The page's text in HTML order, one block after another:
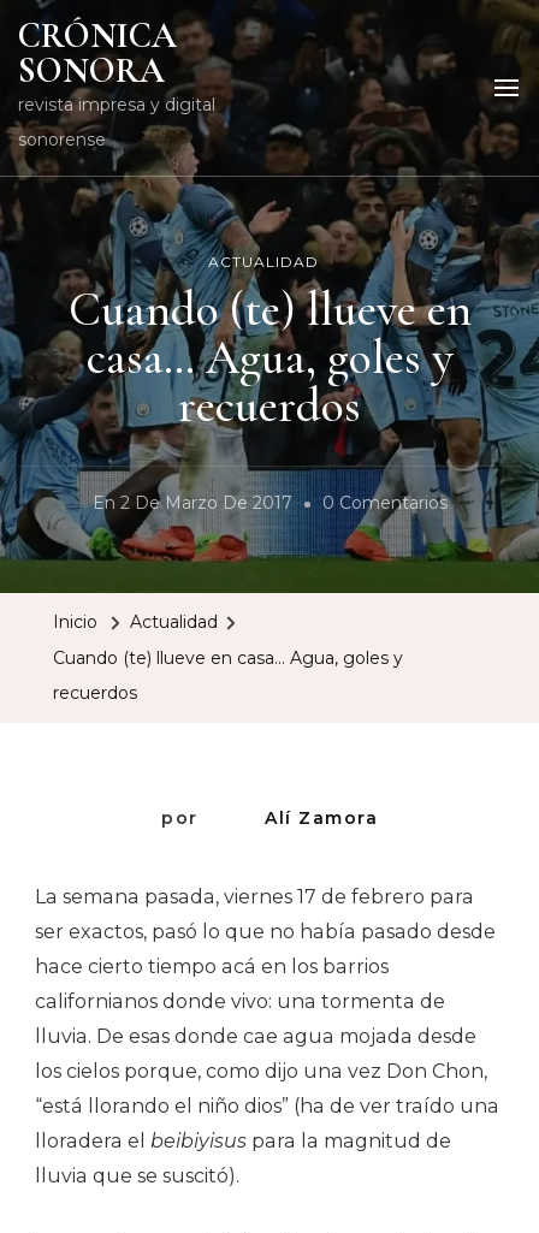
CRÓNICA
SONORA
revista impresa y digital
sonorense
ACTUALIDAD
Cuando (te) llueve en
casa… Agua, goles y
recuerdos
En 2 De Marzo De 2017 0 ComentariosEn
Cuando
Inicio
Actualidad
Cuando (te) llueve en casa… Agua, goles y
recuerdos
por Alí Zamora
La semana pasada, viernes 17 de febrero para
ser exactos, pasó lo que no había pasado desde
hace cierto tiempo acá en los barrios
californianos donde vivo: una tormenta de
lluvia. De esas donde cae agua mojada desde
los cielos porque, como dijo una vez Don Chon,
“está llorando el niño dios” (ha de ver traído una
lloradera el beibiyisus para la magnitud de
lluvia que se suscitó).